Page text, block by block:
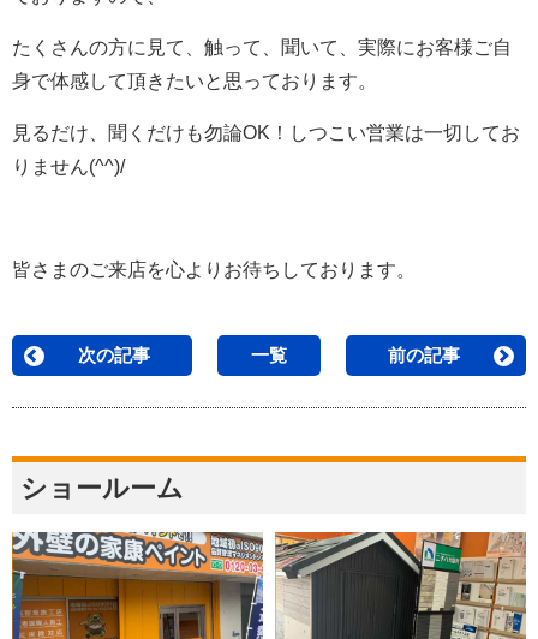
たくさんの方に見て、触って、聞いて、実際にお客様ご自
身で体感して頂きたいと思っております。
見るだけ、聞くだけも勿論OK！しつこい営業は一切してお
りません(^^)/
皆さまのご来店を心よりお待ちしております。
次の記事 一覧 前の記事
ショールーム